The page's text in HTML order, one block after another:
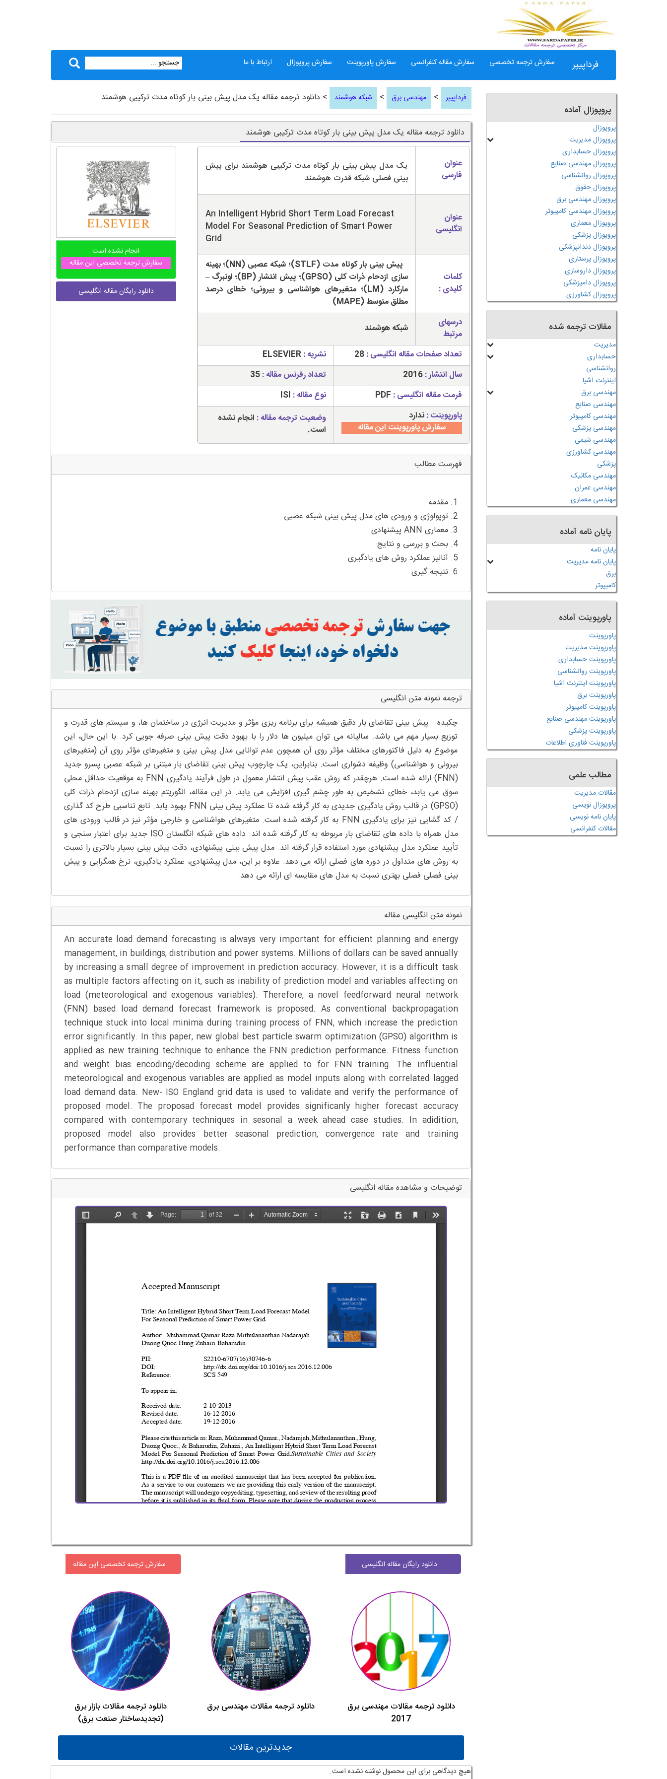
فرداپیپر سفارش ترجمه تخصصی سفارش مقاله کنفرانسی سفارش پاورپوینت سفارش پروپوزال ارتباط با ما
فرداپیپر > مهندسی برق > شبکه هوشمند > دانلود ترجمه مقاله یک مدل پیش بینی بار کوتاه مدت ترکیبی هوشمند
دانلود ترجمه مقاله یک مدل پیش بینی بار کوتاه مدت ترکیبی هوشمند
عنوان
فارسی
یک مدل پیش بینی بار کوتاه مدت ترکیبی هوشمند برای پیش
بینی فصلی شبکه قدرت هوشمند
عنوان
انگلیسی
An Intelligent Hybrid Short Term Load Forecast
Model For Seasonal Prediction of Smart Power
Grid
کلمات
کلیدی :
پیش بینی بار کوتاه مدت (STLF)؛ شبکه عصبی (NN)؛ بهینه
سازی ازدحام ذرات کلی (GPSO)؛ پیش انتشار (BP)؛ لونبرگ –
مارکارد (LM)؛ متغیرهای هواشناسی و بیرونی؛ خطای درصد
مطلق متوسط (MAPE)
درسهای
مرتبط
شبکه هوشمند
تعداد صفحات مقاله انگلیسی :28 نشریه :ELSEVIER
سال انتشار :2016 تعداد رفرنس مقاله :35
فرمت مقاله انگلیسی : PDF نوع مقاله : ISI
پاورپوینت :ندارد
سفارش پاورپوینت این مقاله
وضعیت ترجمه مقاله : انجام نشده
است.
انجام نشده است
سفارش ترجمه تخصصی این مقاله
دانلود رایگان مقاله انگلیسی
فهرست مطالب
6. نتیجه گیری
ترجمه نمونه متن انگلیسی
چکیده – پیش بینی تقاضای بار دقیق همیشه برای برنامه ریزی مؤثر و مدیریت انرژی در ساختمان ها، و سیستم های قدرت و
توزیع بسیار مهم می باشد. سالیانه می توان میلیون ها دلار را با بهبود دقت پیش بینی صرفه جویی کرد. با این حال، این
موضوع به دلیل فاکتورهای مختلف مؤثر روی آن همچون عدم توانایی مدل پیش بینی و متغیرهای مؤثر روی آن (متغیرهای
بیرونی و هواشناسی) وظیفه دشواری است. بنابراین، یک چارچوب پیش بینی تقاضای بار مبتنی بر شبکه عصبی پسرو جدید
(FNN) ارائه شده است. هرچقدر که روش عقب پیش انتشار معمول در طول فرآیند یادگیری FNN به موقعیت حداقل محلی
سوق می یابد، خطای تشخیص به طور چشم گیری افزایش می یابد. در این مقاله، الگوریتم بهینه سازی ازدحام ذرات کلی
(GPSO) در قالب روش یادگیری جدیدی به کار گرفته شده تا عملکرد پیش بینی FNN بهبود یابد. تابع تناسبی طرح کد گذاری
/ کد گشایی نیز برای یادگیری FNN به کار گرفته شده است. متغیرهای هواشناسی و خارجی مؤثر نیز در قالب ورودی های
مدل همراه با داده های تقاضای بار مربوطه به کار گرفته شده اند. داده های شبکه انگلستان ISO جدید برای اعتبار سنجی و
تأیید عملکرد مدل پیشنهادی مورد استفاده قرار گرفته اند. مدل پیش بینی پیشنهادی، دقت پیش بینی بسیار بالاتری را نسبت
به روش های متداول در دوره های فصلی ارائه می دهد. علاوه بر این، مدل پیشنهادی، عملکرد یادگیری، نرخ همگرایی و پیش
بینی فصلی فصلی بهتری نسبت به مدل های مقایسه ای ارائه می دهد.
نمونه متن انگلیسی مقاله
An accurate load demand forecasting is always very important for efficient planning and energy
management, in buildings, distribution and power systems. Millions of dollars can be saved annually
by increasing a small degree of improvement in prediction accuracy. However, it is a difficult task
as multiple factors affecting on it, such as inability of prediction model and variables affecting on
load (meteorological and exogenous variables). Therefore, a novel feedforward neural network
(FNN) based load demand forecast framework is proposed. As conventional backpropagation
technique stuck into local minima during training process of FNN, which increase the prediction
error significantly. In this paper, new global best particle swarm optimization (GPSO) algorithm is
applied as new training technique to enhance the FNN prediction performance. Fitness function
and weight bias encoding/decoding scheme are applied to for FNN training. The influential
meteorological and exogenous variables are applied as model inputs along with correlated lagged
load demand data. New- ISO England grid data is used to validate and verify the performance of
proposed model. The proposad forecast model provides significanly higher forecast accuracy
compared with contemporary techniques in sesonal a week ahead case studies. In adidition,
proposed model also provides better seasonal prediction, convergence rate and training
performance than comparative models.
توضیحات و مشاهده مقاله انگلیسی
دانلود رایگان مقاله انگلیسی سفارش ترجمه تخصصی این مقاله
دانلود ترجمه مقالات مهندسی برق
2017
دانلود ترجمه مقالات مهندسی برق
دانلود ترجمه مقالات بازار برق
(تجدیدساختار صنعت برق)
جدیدترین مقالات
هیچ دیدگاهی برای این محصول نوشته نشده است.
پروپوزال آماده
پروپوزال
پروپوزال مدیریت
پروپوزال حسابداری
پروپوزال مهندسی صنایع
پروپوزال روانشناسی
پروپوزال حقوق
پروپوزال مهندسی برق
پروپوزال مهندسی کامپیوتر
پروپوزال معماری
پروپوزال پزشکی
پروپوزال دندانپزشکی
پروپوزال پرستاری
پروپوزال داروسازی
پروپوزال دامپزشکی
پروپوزال کشاورزی
مقالات ترجمه شده
مدیریت
حسابداری
روانشناسی
اینترنت اشیا
مهندسی برق
مهندسی صنایع
مهندسی کامپیوتر
مهندسی پزشکی
مهندسی شیمی
مهندسی کشاورزی
پزشکی
مهندسی مکانیک
مهندسی عمران
مهندسی معماری
پایان نامه آماده
پایان نامه
پایان نامه مدیریت
برق
کامپیوتر
پاورپوینت آماده
پاورپوینت
پاورپوینت مدیریت
پاورپوینت حسابداری
پاورپوینت روانشناسی
پاورپوینت اینترنت اشیا
پاورپوینت برق
پاورپوینت کامپیوتر
پاورپوینت مهندسی صنایع
پاورپوینت پزشکی
پاورپوینت فناوری اطلاعات
مطالب علمی
مقالات مدیریت
پروپوزال نویسی
پایان نامه نویسی
مقالات کنفرانسی